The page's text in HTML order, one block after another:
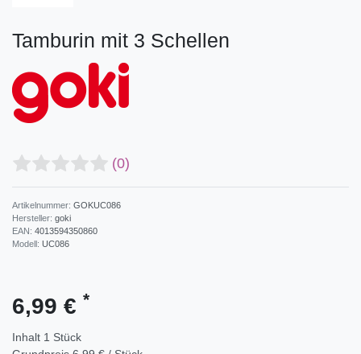
Tamburin mit 3 Schellen
(0)
Artikelnummer: GOKUC086
Hersteller: goki
EAN: 4013594350860
Modell: UC086
6,99 € *
Inhalt 1 Stück